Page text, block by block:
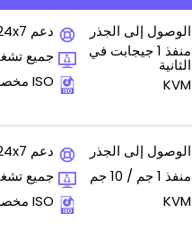
الوصول إلى الجذر
منفذ 1 جيجابت في
الثانية
KVM
دعم 24x7
جميع
ISO مخصص
الوصول إلى الجذر
منفذ 1 جم / 10 جم
KVM
دعم 24x7
جميع
ISO مخصص